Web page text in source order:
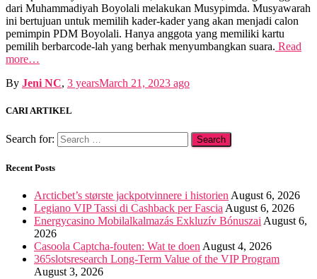
dari Muhammadiyah Boyolali melakukan Musypimda. Musyawarah
ini bertujuan untuk memilih kader-kader yang akan menjadi calon
pemimpin PDM Boyolali. Hanya anggota yang memiliki kartu
pemilih berbarcode-lah yang berhak menyumbangkan suara. Read
more…
By Jeni NC, 3 yearsMarch 21, 2023 ago
CARI ARTIKEL
Search for:
Recent Posts
Arcticbet’s største jackpotvinnere i historien August 6, 2026
Legiano VIP Tassi di Cashback per Fascia August 6, 2026
Energycasino Mobilalkalmazás Exkluzív Bónuszai August 6,
2026
Casoola Captcha-fouten: Wat te doen August 4, 2026
365slotsresearch Long-Term Value of the VIP Program
August 3, 2026